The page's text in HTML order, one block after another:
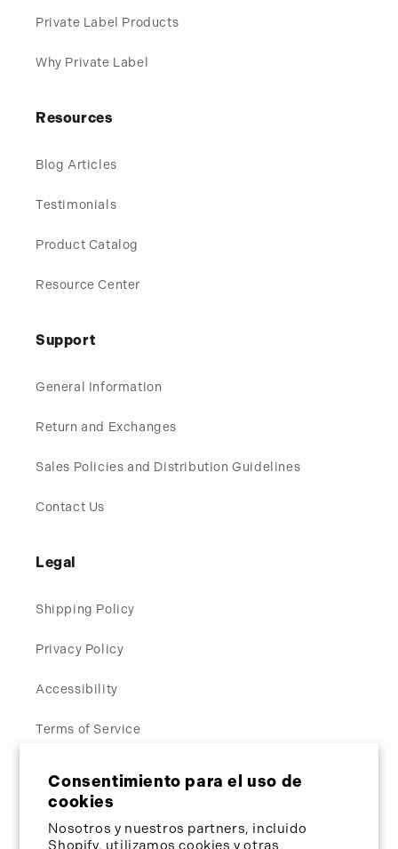
Consentimiento para el uso de
cookies
Nosotros y nuestros partners, incluido
Shopify, utilizamos cookies y otras
Private Label Products
Why Private Label
Resources
Blog Articles
Testimonials
Product Catalog
Resource Center
Support
General Information
Return and Exchanges
Sales Policies and Distribution Guidelines
Contact Us
Legal
Shipping Policy
Privacy Policy
Accessibility
Terms of Service
Contact Us